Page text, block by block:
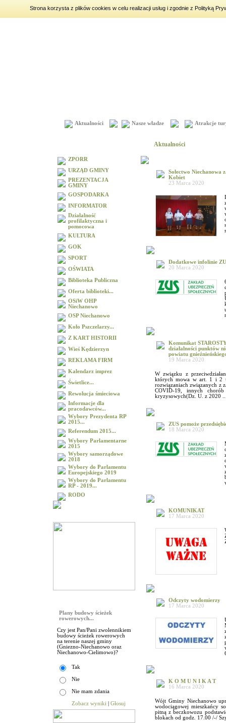
Strona korzysta z plików cookies w celu realizacji usług i zgodnie z Polityką
sobota8 sierpnia 2026 |imieniny:Iza, Cyprian, Dominik
Aktualności Nasze władze Atrakcje
ZPORR
URZĄD GMINY
PREZENTACJA
GMINY
GOSPODARKA
INFORMATOR
Działalność
profilaktyczna i
pomocowa
KULTURA
GOK
SPORT
OŚWIATA
Biblioteka Publiczna
Oferta biblioteki...
OSiW OHP
Niechanowo
OSP Niechanowo
Koło Pszczelarzy...
Z KART HISTORII
Wieś Kędzierzyn
REKLAMA FIRM
Kalendarz imprez
Świetlice...
Rewolucja śmieciowa
Informacje dla
pracodawców...
Wybory Prezydenta RP
2015...
Referendum 2015...
Wybory Parlamentarne
2015
Wybory samorządowe
2018
Wybory do Parlamentu
Europejskiego 2019
Wybory do Parlamentu
RP - 2019...
RODO
Plany budowy ścieżek
rowerowych...
Czy jest Pan/Pani zwolennikiem
budowy ścieżek rowerowych
na terenie naszej gminy
(Gniezno-Niechanowo oraz
Niechanowo-Cielimowo)?
Tak
Nie
Nie mam zdania
Zobacz wyniki Głosuj
Aktualności
Sołectwo Niechanowa
Kobiet
23 Marca 2020
Dodatkowe infolinie
20 Marca 2020
Komunikat
działalności punktów
powiatu
19 Marca 2020
W związku z
których mowa w art. 1 i 2
rozwiązaniach związanych z
COVID-19, innych
kryzysowych(Dz. U. z 2020
ZUS pomoże
18 Marca 2020
KOMUNIKAT
17 Marca 2020
Odczyty wodomierzy
17 Marca 2020
K O M U N I K A T
16 Marca 2020
Wójt Gminy Niechanowo
wodociągowej mieszkańcy
pitną z beczkowozu
blokach od godz. 17.00 /-/